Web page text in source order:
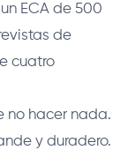
ECA de 500
de
cuatro
no hacer nada.
y duradero.